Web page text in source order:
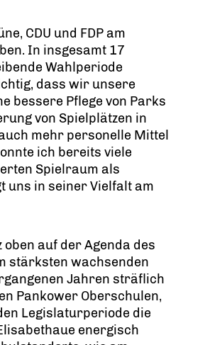
CDU und FDP am
In insgesamt 17
Wahlperiode
dass wir unsere
bessere Pflege von Parks
von Spielplätzen in
mehr personelle Mittel
ich bereits viele
Spielraum als
uns in seiner Vielfalt am
auf der Agenda des
stärksten wachsenden
Jahren sträflich
Pankower Oberschulen,
Legislaturperiode die
energisch